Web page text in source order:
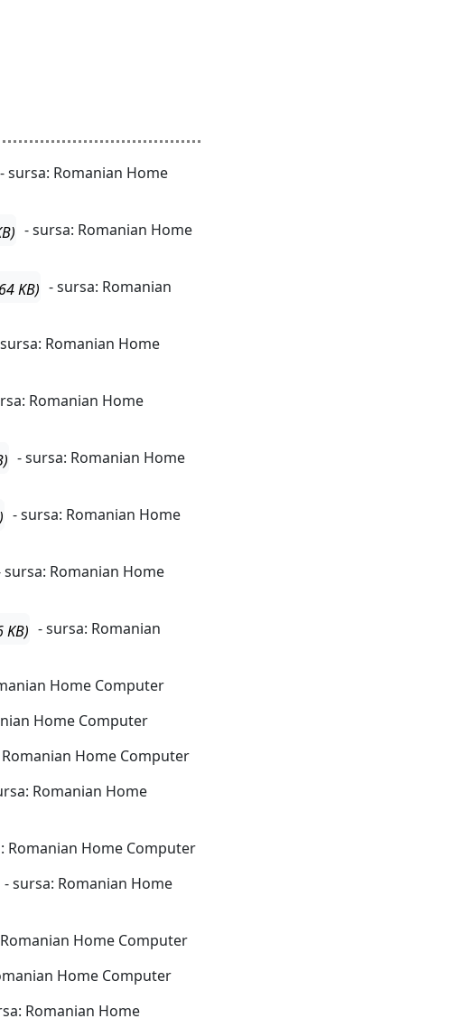
- sursa: Romanian Home
- sursa: Romanian Home
KB) - sursa: Romanian
Romanian Home
Romanian Home
- sursa: Romanian Home
- sursa: Romanian Home
sursa: Romanian Home
KB) - sursa: Romanian
Home Computer
Home Computer
Home Computer
Romanian Home
Romanian Home Computer
- sursa: Romanian Home
Home Computer
Home Computer
Romanian Home